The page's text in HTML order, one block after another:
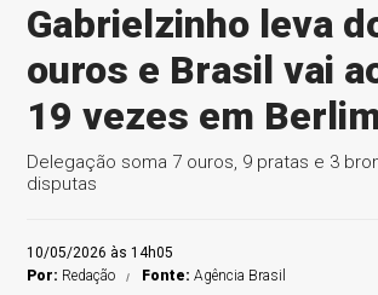
Gabrielzinho leva
ouros e Brasil vai
19 vezes em
Delegação soma 7 ouros, 9 pratas e 3
disputas
10/05/2026 às 14h05
Por: Redação Fonte:Agência Brasil